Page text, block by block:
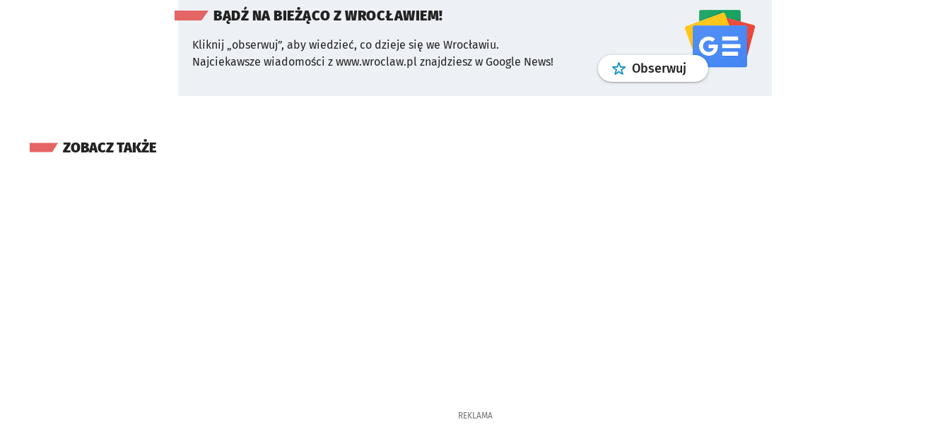
BĄDŹ NA BIEŻĄCO Z WROCŁAWIEM!
Kliknij „obserwuj”, aby wiedzieć, co dzieje się we Wrocławiu.
Najciekawsze wiadomości z www.wroclaw.pl znajdziesz w Google News!
Obserwuj profilgoogle news
ZOBACZ TAKŻE
REKLAMA